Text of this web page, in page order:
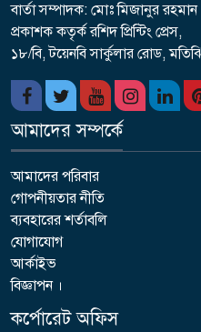
বার্তা সম্পাদক: মোঃ মিজানুর রহমান
প্রকাশক কতৃর্ক রশিদ প্রিন্টিং প্রেস,
১৮/বি, টয়েনবি সার্কুলার রোড,
আমাদের সম্পর্কে
আমাদের পরিবার
গোপনীয়তার নীতি
ব্যবহারের শর্তাবলি
যোগাযোগ
আর্কাইভ
বিজ্ঞাপন ।
কর্পোরেট অফিস